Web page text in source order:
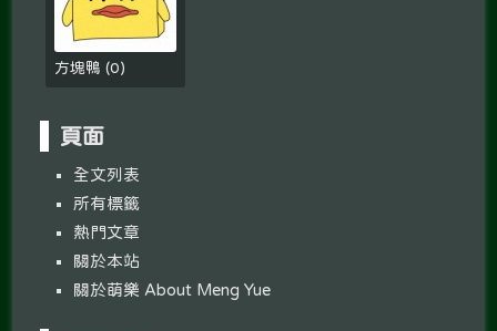
方塊鴨(0)
頁面
全文列表
所有標籤
熱門文章
關於本站
關於萌樂 About Meng Yue